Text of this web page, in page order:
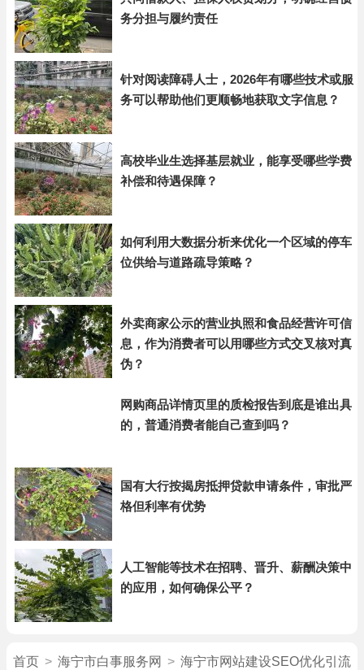
务分担与履约责任
针对阅读障碍人士，2026年有哪些技术或服
务可以帮助他们更顺畅地获取文字信息？
高校毕业生选择基层就业，能享受哪些学费
补偿和待遇保障？
如何利用大数据分析来优化一个区域的停车
位供给与道路疏导策略？
外卖商家公示的营业执照和食品经营许可信
息，作为消费者可以用哪些方式交叉核对真
伪？
网购商品详情页里的质检报告到底是谁出具
的，普通消费者能自己查到吗？
国有大行按揭房抵押贷款申请条件，审批严
格但利率有优势
人工智能等技术在招聘、晋升、薪酬决策中
的应用，如何确保公平？
首页 > 海宁市白事服务网 > 海宁市网站建设SEO优化引流